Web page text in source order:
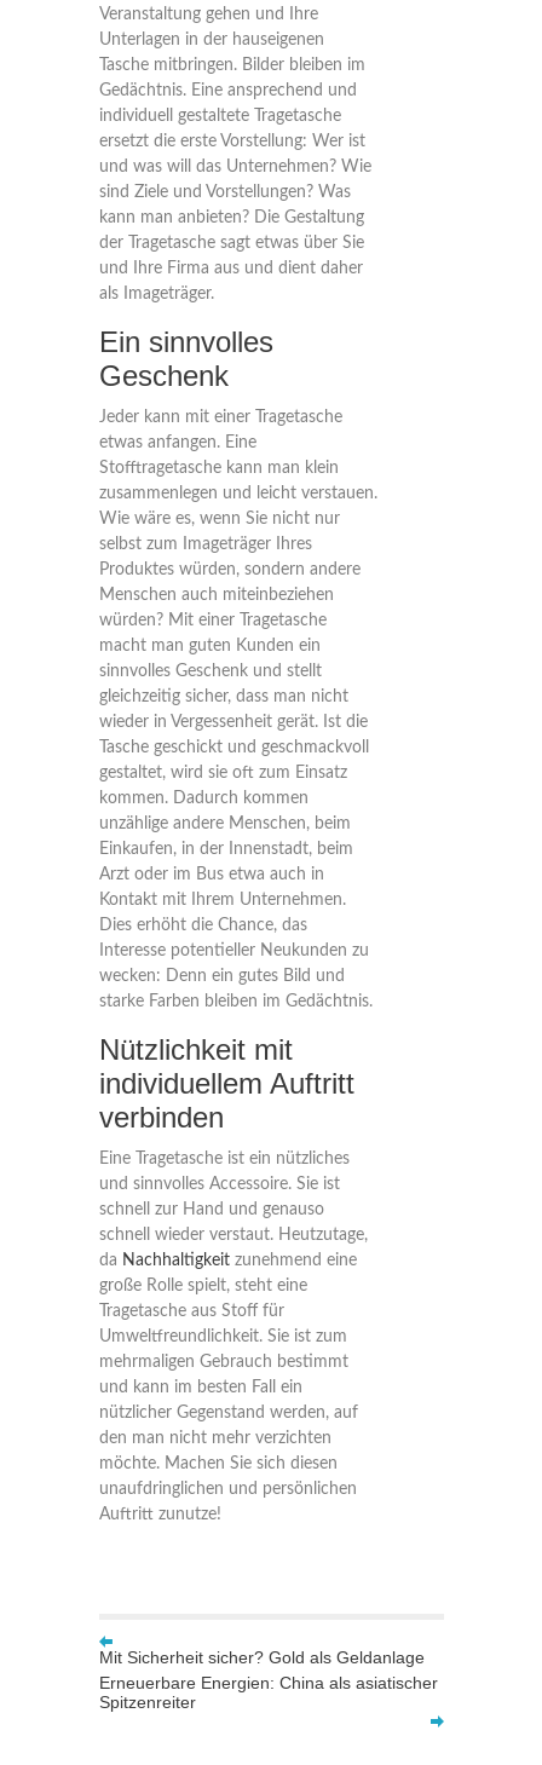
Veranstaltung gehen und Ihre
Unterlagen in der hauseigenen
Tasche mitbringen. Bilder bleiben im
Gedächtnis. Eine ansprechend und
individuell gestaltete Tragetasche
ersetzt die erste Vorstellung: Wer ist
und was will das Unternehmen? Wie
sind Ziele und Vorstellungen? Was
kann man anbieten? Die Gestaltung
der Tragetasche sagt etwas über Sie
und Ihre Firma aus und dient daher
als Imageträger.
Ein sinnvolles
Geschenk
Jeder kann mit einer Tragetasche
etwas anfangen. Eine
Stofftragetasche kann man klein
zusammenlegen und leicht verstauen.
Wie wäre es, wenn Sie nicht nur
selbst zum Imageträger Ihres
Produktes würden, sondern andere
Menschen auch miteinbeziehen
würden? Mit einer Tragetasche
macht man guten Kunden ein
sinnvolles Geschenk und stellt
gleichzeitig sicher, dass man nicht
wieder in Vergessenheit gerät. Ist die
Tasche geschickt und geschmackvoll
gestaltet, wird sie oft zum Einsatz
kommen. Dadurch kommen
unzählige andere Menschen, beim
Einkaufen, in der Innenstadt, beim
Arzt oder im Bus etwa auch in
Kontakt mit Ihrem Unternehmen.
Dies erhöht die Chance, das
Interesse potentieller Neukunden zu
wecken: Denn ein gutes Bild und
starke Farben bleiben im Gedächtnis.
Nützlichkeit mit
individuellem Auftritt
verbinden
Eine Tragetasche ist ein nützliches
und sinnvolles Accessoire. Sie ist
schnell zur Hand und genauso
schnell wieder verstaut. Heutzutage,
da Nachhaltigkeitzunehmend eine
große Rolle spielt, steht eine
Tragetasche aus Stoff für
Umweltfreundlichkeit. Sie ist zum
mehrmaligen Gebrauch bestimmt
und kann im besten Fall ein
nützlicher Gegenstand werden, auf
den man nicht mehr verzichten
möchte. Machen Sie sich diesen
unaufdringlichen und persönlichen
Auftritt zunutze!
Mit Sicherheit sicher? Gold als Geldanlage
Erneuerbare Energien: China als asiatischer
Spitzenreiter